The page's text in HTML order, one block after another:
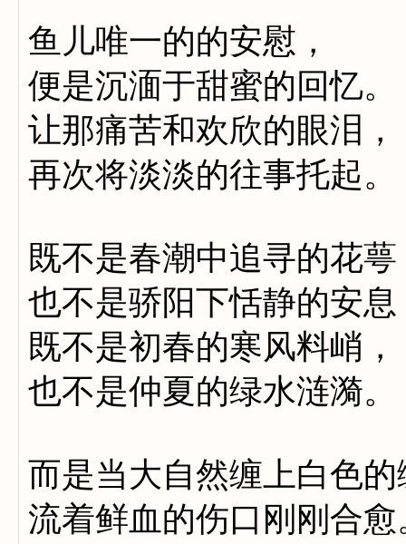
鱼儿唯一的的安慰，
便是沉湎于甜蜜的回忆。
让那痛苦和欢欣的眼泪，
再次将淡淡的往事托起。
既不是春潮中追寻的花萼
也不是骄阳下恬静的安息
既不是初春的寒风料峭，
也不是仲夏的绿水涟漪。
而是当大自然缠上白色的
流着鲜血的伤口刚刚合愈